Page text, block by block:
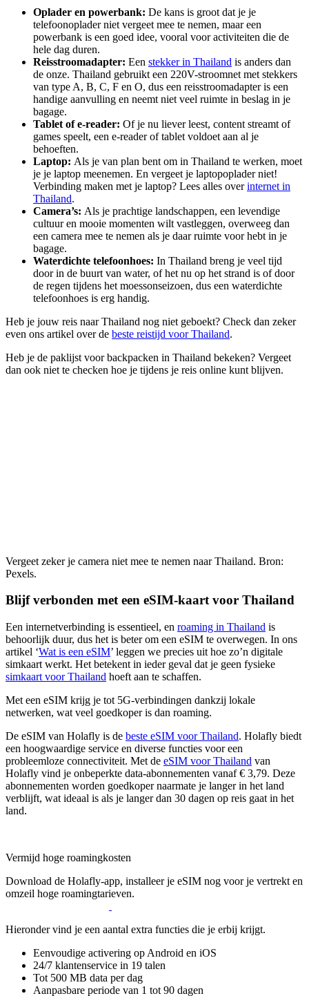
Oplader en powerbank: De kans is groot dat je je
telefoonoplader niet vergeet mee te nemen, maar een
powerbank is een goed idee, vooral voor activiteiten die de
hele dag duren.
Reisstroomadapter: Een stekker in Thailand is anders dan
de onze. Thailand gebruikt een 220V-stroomnet met stekkers
van type A, B, C, F en O, dus een reisstroomadapter is een
handige aanvulling en neemt niet veel ruimte in beslag in je
bagage.
Tablet of e-reader: Of je nu liever leest, content streamt of
games speelt, een e-reader of tablet voldoet aan al je
behoeften.
Laptop: Als je van plan bent om in Thailand te werken, moet
je je laptop meenemen. En vergeet je laptopoplader niet!
Verbinding maken met je laptop? Lees alles overinternet in
Thailand.
Camera’s: Als je prachtige landschappen, een levendige
cultuur en mooie momenten wilt vastleggen, overweeg dan
een camera mee te nemen als je daar ruimte voor hebt in je
bagage.
Waterdichte telefoonhoes: In Thailand breng je veel tijd
door in de buurt van water, of het nu op het strand is of door
de regen tijdens het moessonseizoen, dus een waterdichte
telefoonhoes is erg handig.
Heb je jouw reis naar Thailand nog niet geboekt? Check dan zeker
even ons artikel over de beste reistijd voor Thailand.
Heb je de paklijst voor backpacken in Thailand bekeken? Vergeet
dan ook niet te checken hoe je tijdens je reis online kunt blijven.
Vergeet zeker je camera niet mee te nemen naar Thailand. Bron:
Pexels.
Blijf verbonden met een eSIM-kaart voor Thailand
Een internetverbinding is essentieel, en roaming in Thailand is
behoorlijk duur, dus het is beter om een ​​eSIM te overwegen. In ons
artikel ‘Wat is een eSIM’ leggen we precies uit hoe zo’n digitale
simkaart werkt. Het betekent in ieder geval dat je geen fysieke
simkaart voor Thailand hoeft aan te schaffen.
Met een eSIM krijg je tot 5G-verbindingen dankzij lokale
netwerken, wat veel goedkoper is dan roaming.
De eSIM van Holafly is de beste eSIM voor Thailand. Holafly biedt
een hoogwaardige service en diverse functies voor een
probleemloze connectiviteit. Met de eSIM voor Thailand van
Holafly vind je onbeperkte data-abonnementen vanaf € 3,79. Deze
abonnementen worden goedkoper naarmate je langer in het land
verblijft, wat ideaal is als je langer dan 30 dagen op reis gaat in het
land.
Vermijd hoge roamingkosten
Download de Holafly-app, installeer je eSIM nog voor je vertrekt en
omzeil hoge roamingtarieven.
Hieronder vind je een aantal extra functies die je erbij krijgt.
Eenvoudige activering op Android en iOS
24/7 klantenservice in 19 talen
Tot 500 MB data per dag
Aanpasbare periode van 1 tot 90 dagen